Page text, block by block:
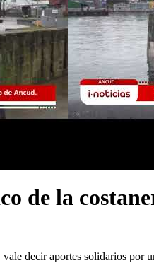
de la
decir aportes solidarios por